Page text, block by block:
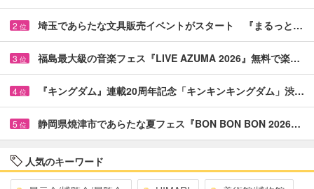
2 位 埼玉であらたな文具販売イベントがスタート 『まるっと…
3 位 福島最大級の音楽フェス『LIVE AZUMA 2026』無料で楽…
4 位 『キングダム』連載20周年記念「キンキンキングダム」渋…
5 位 静岡県焼津市であらたな夏フェス『BON BON BON 2026…
人気のキーワード